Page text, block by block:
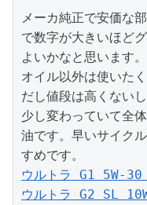
メーカ純正で安価な
で数字が大きいほど
よいかなと思います
オイル以外は使いた
だし値段は高くない
少し変わっていて全
油です。早いサイク
ウルトラ G1 5W-
ウルトラ G2 SL